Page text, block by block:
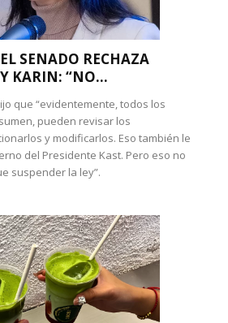
SENADO RECHAZA
KARIN: “NO...
que “evidentemente, todos los
pueden revisar los
y modificarlos. Eso también le
del Presidente Kast. Pero eso no
suspender la ley”.